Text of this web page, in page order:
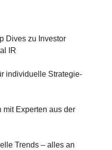
Dives zu Investor
IR
individuelle Strategie-
mit Experten aus der
Trends – alles an